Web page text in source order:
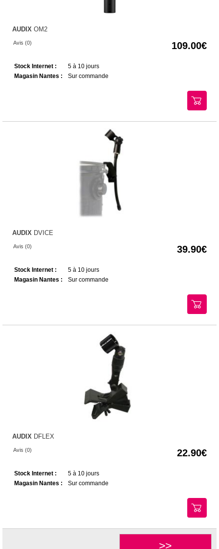
AUDIX OM2
Avis (0) 109.00
Stock Internet :
5 à 10 jours
Magasin Nantes :
Sur commande
AUDIX DVICE
Avis (0) 39.90
Stock Internet :
5 à 10 jours
Magasin Nantes :
Sur commande
AUDIX DFLEX
Avis (0) 22.90
Stock Internet :
5 à 10 jours
Magasin Nantes :
Sur commande
>>